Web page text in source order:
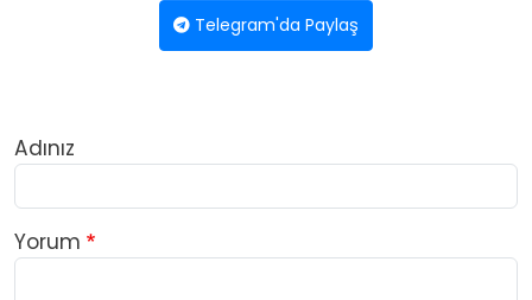
Telegram'da Paylaş
Adınız
Yorum